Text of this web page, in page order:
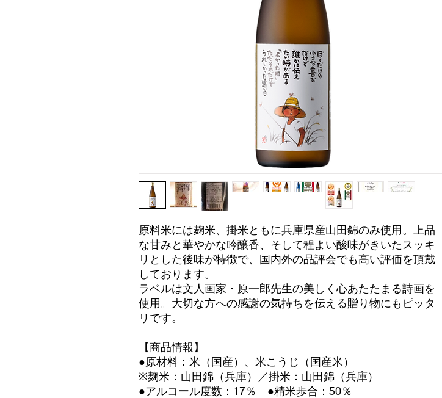
原料米には麹米、掛米ともに兵庫県産山田錦のみ使用。上品
な甘みと華やかな吟醸香、そして程よい酸味がきいたスッキ
リとした後味が特徴で、国内外の品評会でも高い評価を頂戴
しております。
ラベルは文人画家・原一郎先生の美しく心あたたまる詩画を
使用。大切な方への感謝の気持ちを伝える贈り物にもピッタ
リです。
【商品情報】
●原材料：米（国産）、米こうじ（国産米）
※麹米：山田錦（兵庫）／掛米：山田錦（兵庫）
●アルコール度数：17％ ●精米歩合：50％